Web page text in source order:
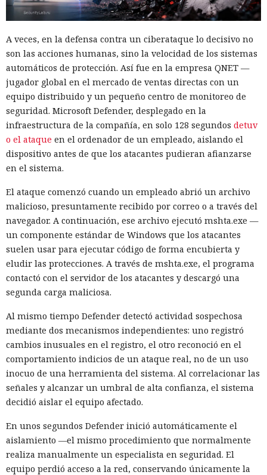
A veces, en la defensa contra un ciberataque lo decisivo no
son las acciones humanas, sino la velocidad de los sistemas
automáticos de protección. Así fue en la empresa QNET —
jugador global en el mercado de ventas directas con un
equipo distribuido y un pequeño centro de monitoreo de
seguridad. Microsoft Defender, desplegado en la
infraestructura de la compañía, en solo 128 segundos detuv
o el ataque en el ordenador de un empleado, aislando el
dispositivo antes de que los atacantes pudieran afianzarse
en el sistema.
El ataque comenzó cuando un empleado abrió un archivo
malicioso, presuntamente recibido por correo o a través del
navegador. A continuación, ese archivo ejecutó mshta.exe —
un componente estándar de Windows que los atacantes
suelen usar para ejecutar código de forma encubierta y
eludir las protecciones. A través de mshta.exe, el programa
contactó con el servidor de los atacantes y descargó una
segunda carga maliciosa.
Al mismo tiempo Defender detectó actividad sospechosa
mediante dos mecanismos independientes: uno registró
cambios inusuales en el registro, el otro reconoció en el
comportamiento indicios de un ataque real, no de un uso
inocuo de una herramienta del sistema. Al correlacionar las
señales y alcanzar un umbral de alta confianza, el sistema
decidió aislar el equipo afectado.
En unos segundos Defender inició automáticamente el
aislamiento —el mismo procedimiento que normalmente
realiza manualmente un especialista en seguridad. El
equipo perdió acceso a la red, conservando únicamente la